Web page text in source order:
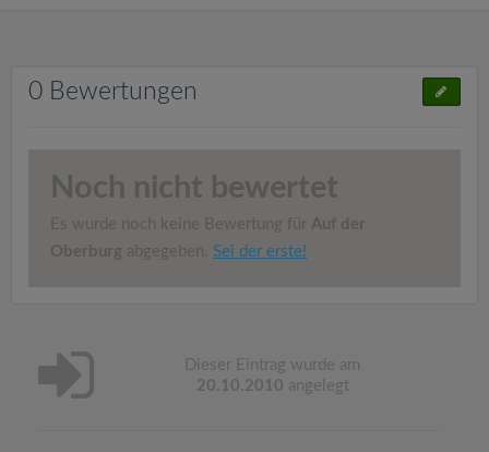
0 Bewertungen
Noch nicht bewertet
Es wurde noch keine Bewertung für Auf der
Oberburg abgegeben. Sei der erste!
Dieser Eintrag wurde am
20.10.2010 angelegt